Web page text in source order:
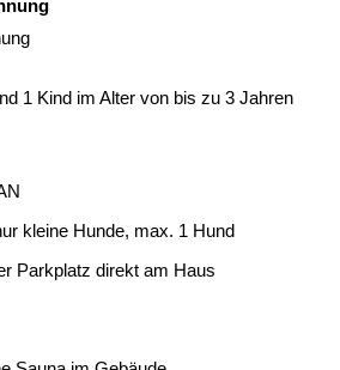
1 Kind im Alter von bis zu 3 Jahren
kleine Hunde, max. 1 Hund
Parkplatz direkt am Haus